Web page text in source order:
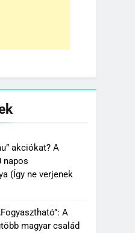
akciókat? A
napos
(Így ne verjenek
A
magyar család